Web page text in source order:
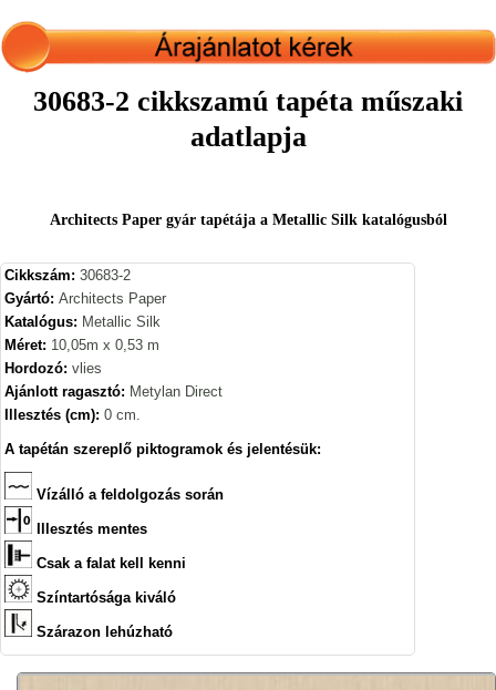
30683-2 cikkszamú tapéta műszaki
adatlapja
Architects Paper gyár tapétája a Metallic Silk katalógusból
Cikkszám: 30683-2
Gyártó: Architects Paper
Katalógus: Metallic Silk
Méret: 10,05m x 0,53 m
Hordozó: vlies
Ajánlott ragasztó: Metylan Direct
Illesztés (cm): 0 cm.
A tapétán szereplő piktogramok és jelentésük:
Vízálló a feldolgozás során
Illesztés mentes
Csak a falat kell kenni
Színtartósága kiváló
Szárazon lehúzható